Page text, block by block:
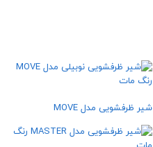
شیر ظرفشویی مدل MOVE